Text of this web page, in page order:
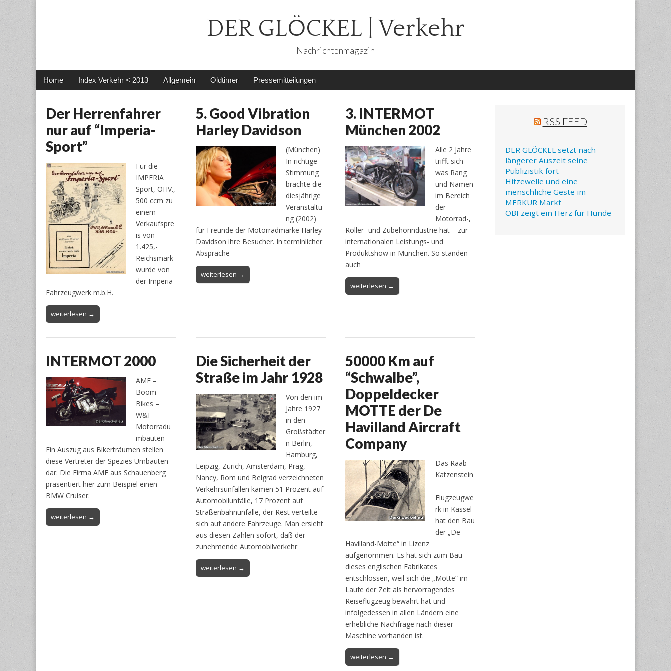
DER GLÖCKEL | Verkehr
Nachrichtenmagazin
Main
Skip
Home Index Verkehr < 2013 Allgemein Oldtimer Pressemitteilungen
Der Herrenfahrer
nur auf “Imperia-
Sport”
Für die
IMPERIA
Sport, OHV.,
500 ccm zu
einem
Verkaufspre
is von
1.425,-
Reichsmark
wurde von
der Imperia
Fahrzeugwerk m.b.H.
weiterlesen →
5. Good Vibration
Harley Davidson
(München)
In richtige
Stimmung
brachte die
diesjährige
Veranstaltu
ng (2002)
für Freunde der Motorradmarke Harley
Davidson ihre Besucher. In terminlicher
Absprache
weiterlesen →
3. INTERMOT
München 2002
Alle 2 Jahre
trifft sich –
was Rang
und Namen
im Bereich
der
Motorrad-,
Roller- und Zubehörindustrie hat – zur
internationalen Leistungs- und
Produktshow in München. So standen
auch
weiterlesen →
INTERMOT 2000
AME –
Boom
Bikes –
W&F
Motorradu
mbauten
Ein Auszug aus Bikerträumen stellen
diese Vertreter der Spezies Umbauten
dar. Die Firma AME aus Schauenberg
präsentiert hier zum Beispiel einen
BMW Cruiser.
weiterlesen →
Die Sicherheit der
Straße im Jahr 1928
Von den im
Jahre 1927
in den
Großstädter
n Berlin,
Hamburg,
Leipzig, Zürich, Amsterdam, Prag,
Nancy, Rom und Belgrad verzeichneten
Verkehrsunfällen kamen 51 Prozent auf
Automobilunfälle, 17 Prozent auf
Straßenbahnunfälle, der Rest verteilte
sich auf andere Fahrzeuge. Man ersieht
aus diesen Zahlen sofort, daß der
zunehmende Automobilverkehr
weiterlesen →
50000 Km auf
“Schwalbe”,
Doppeldecker
MOTTE der De
Havilland Aircraft
Company
Das Raab-
Katzenstein
-
Flugzeugwe
rk in Kassel
hat den Bau
der „De
Havilland-Motte“ in Lizenz
aufgenommen. Es hat sich zum Bau
dieses englischen Fabrikates
entschlossen, weil sich die „Motte“ im
Laufe der Zeit als hervorragendes
Reiseflugzeug bewährt hat und
infolgedessen in allen Ländern eine
erhebliche Nachfrage nach dieser
Maschine vorhanden ist.
weiterlesen →
RSS FEED
DER GLÖCKEL setzt nach
längerer Auszeit seine
Publizistik fort
Hitzewelle und eine
menschliche Geste im
MERKUR Markt
OBI zeigt ein Herz für Hunde